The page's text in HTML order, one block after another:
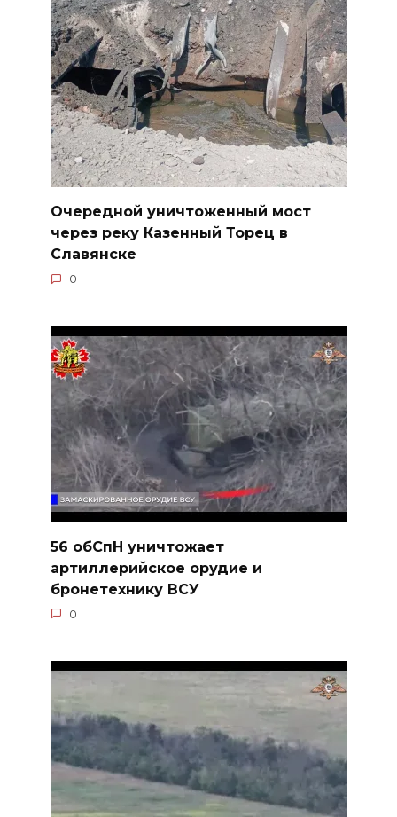
Очередной уничтоженный мост
через реку Казенный Торец в
Славянске
0
56 обСпН уничтожает
артиллерийское орудие и
бронетехнику ВСУ
0